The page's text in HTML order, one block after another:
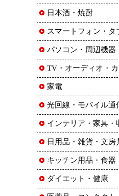
日本酒・焼酎
スマートフォン・タ
パソコン・周辺機器
TV・オーディオ・
家電
光回線・モバイル通
インテリア・家具・
日用品・雑貨・文房
キッチン用品・食器
ダイエット・健康